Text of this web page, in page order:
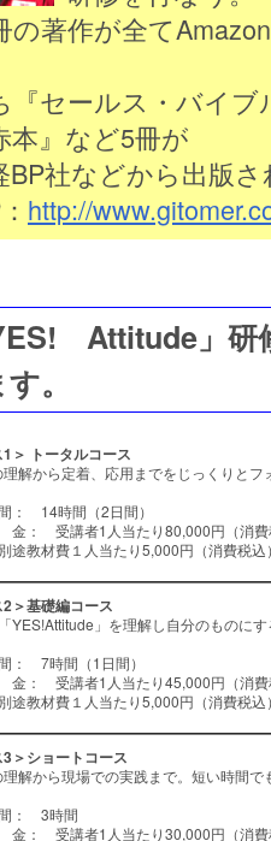
の著作が全て
『セールス・バイ
本』など5冊が
BP社などから出版
http://
Attitude」研
。
1＞ トータルコース
解から定着、応用までをじっくりとフ
： 14時間（2日間）
受講者1人当たり80,000円（消費
途教材費１人当たり5,000円（消費税込
2＞基礎編コース
YES!Attitude」を理解し自分のものに
： 7時間（1日間）
受講者1人当たり45,000円（消費
途教材費１人当たり5,000円（消費税込
3＞ショートコース
解から現場での実践まで。短い時間で
： 3時間
受講者1人当たり30,000円（消費